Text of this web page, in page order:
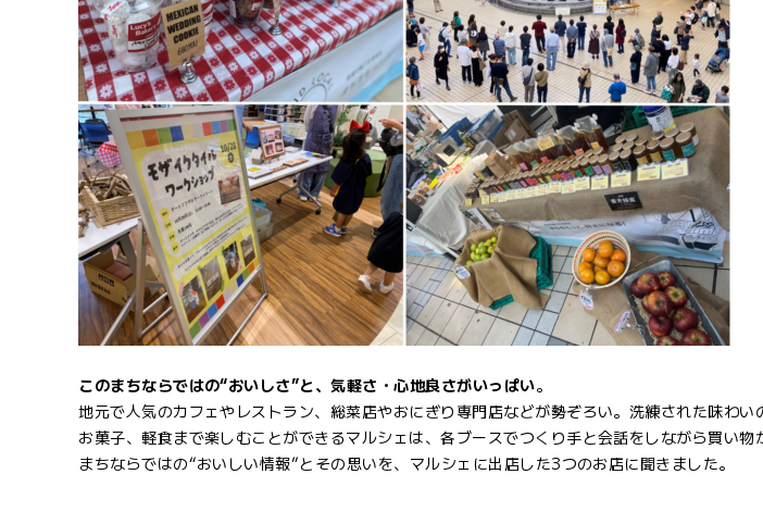
このまちならではの“おいしさ”と、気軽さ・心地良さがいっぱい。
地元で人気のカフェやレストラン、総菜店やおにぎり専門店などが勢ぞろい。洗練された味わ
お菓子、軽食まで楽しむことができるマルシェは、各ブースでつくり手と会話をしながら買い
まちならではの“おいしい情報”とその思いを、マルシェに出店した3つのお店に聞きました。